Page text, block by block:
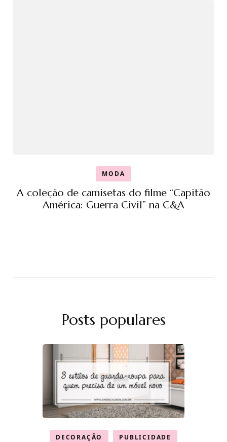
MODA
A coleção de camisetas do filme “Capitão
América: Guerra Civil” na C&A
Posts populares
DECORAÇÃO PUBLICIDADE